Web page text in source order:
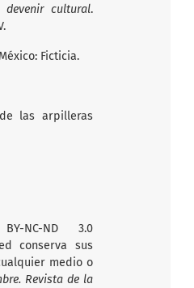
cultural.
Ficticia.
las arpilleras
NC-ND 3.0
conserva sus
medio o
Revista de la